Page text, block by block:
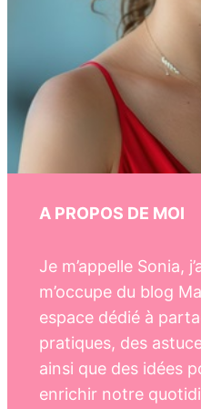
A PROPOS DE MOI
Je m’appelle Sonia,
m’occupe du blog
espace dédié à
pratiques, des
ainsi que des idées
enrichir notre